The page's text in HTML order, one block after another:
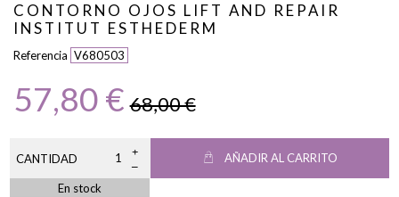
CONTORNO OJOS LIFT AND REPAIR
INSTITUT ESTHEDERM
Referencia V680503
57,80 € 68,00 €
CANTIDAD AÑADIR AL CARRITO
En stock